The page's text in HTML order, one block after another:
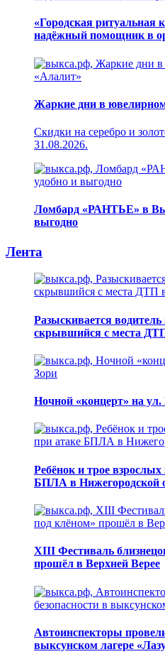
«Городская ритуальная
надёжный помощник в
Жаркие дни в
Скидки на серебро и
31.08.2026.
Ломбард «РАНТЬЕ» в
выгодно
Лента
Разыскивается
скрывшийся с места
Ночной «концерт» на
Ребёнок и трое
БПЛА в Нижегородской
XIII Фестиваль
прошёл в Верхней Верее
Автоинспекторы
выксунском лагере